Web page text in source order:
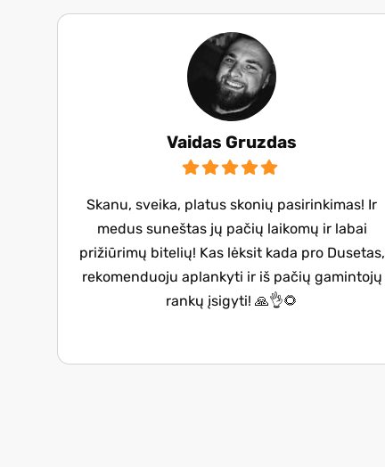
Vaidas Gruzdas
Skanu, sveika, platus skonių pasirinkimas! Ir
medus suneštas jų pačių laikomų ir labai
prižiūrimų bitelių! Kas lėksit kada pro Dusetas,
rekomenduoju aplankyti ir iš pačių gamintojų
rankų įsigyti! 🙏👌🌻